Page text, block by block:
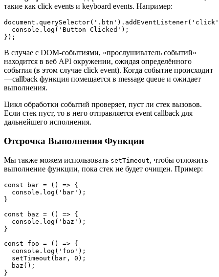
такие как click events и keyboard events. Например:
  console.log('Button Clicked');
});
В случае с DOM-событиями, «прослушиватель событий»
находится в веб API окружении, ожидая определённого
события (в этом случае click event). Когда событие происходит
— callback функция помещается в message queue и ожидает
выполнения.
Цикл обработки событий проверяет, пуст ли стек вызовов.
Если стек пуст, то в него отправляется event callback для
дальнейшего исполнения.
Отсрочка Выполнения Функции
Мы также можем использовать setTimeout, чтобы отложить
выполнение функции, пока стек не будет очищен. Пример:
const bar = () => {
  console.log('bar');
}
const baz = () => {
  console.log('baz');
}
const foo = () => {
  console.log('foo');
  setTimeout(bar, 0);
  baz();
}